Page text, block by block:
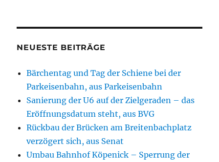
BVG:
BVG
erleichtert
S-
Berliner
NEUESTE BEITRÄGE
Bärchentag und Tag der Schiene bei der
Parkeisenbahn, aus Parkeisenbahn
Sanierung der U6 auf der Zielgeraden – das
Eröffnungsdatum steht, aus BVG
Rückbau der Brücken am Breitenbachplatz
verzögert sich, aus Senat
Umbau Bahnhof Köpenick – Sperrung der